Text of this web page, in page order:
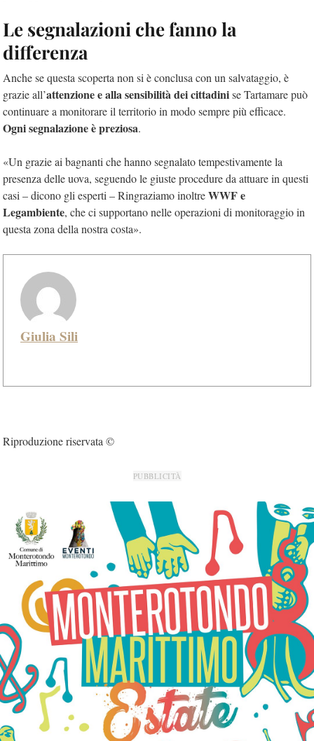
Le segnalazioni che fanno la
differenza
Anche se questa scoperta non si è conclusa con un salvataggio, è
grazie all’attenzione e alla sensibilità dei cittadinise Tartamare può
continuare a monitorare il territorio in modo sempre più efficace.
Ogni segnalazione è preziosa.
«Un grazie ai bagnanti che hanno segnalato tempestivamente la
presenza delle uova, seguendo le giuste procedure da attuare in questi
casi – dicono gli esperti – Ringraziamo inoltreWWF e
Legambiente, che ci supportano nelle operazioni di monitoraggio in
questa zona della nostra costa».
Giulia Sili
Riproduzione riservata ©
PUBBLICITÀ